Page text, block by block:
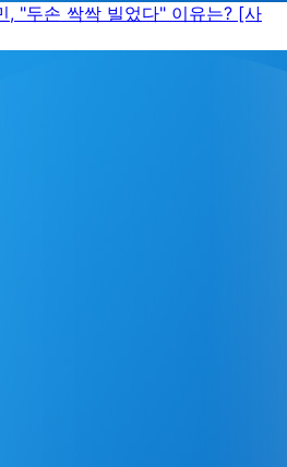
, "두손 싹싹 빌었다" 이유는? [사